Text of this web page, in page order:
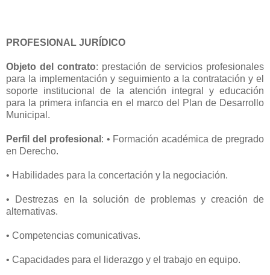
PROFESIONAL JURÍDICO
Objeto del contrato: prestación de servicios profesionales
para la implementación y seguimiento a la contratación y el
soporte institucional de la atención integral y educación
para la primera infancia en el marco del Plan de Desarrollo
Municipal.
Perfil del profesional : • Formación académica de pregrado
en Derecho.
• Habilidades para la concertación y la negociación.
• Destrezas en la solución de problemas y creación de
alternativas.
• Competencias comunicativas.
• Capacidades para el liderazgo y el trabajo en equipo.